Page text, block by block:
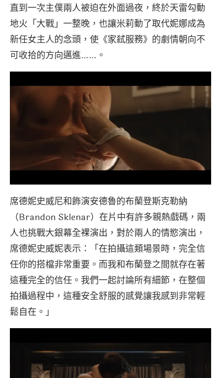
直到一次主僕兩人被迫在外面過夜，終於天雷勾動
地火「大戰」一整晚，也讓米莉動了取代妮娜成為
新任女主人的念頭，使《家弒服務》的劇情朝向不
可收拾的方向邁進……。
席德妮史威尼和飾演安德魯的布蘭登斯克勒納
（Brandon Sklenar）在片中有許多親熱戲碼，兩
人也挑戰大銀幕全裸演出，對於兩人的情慾演出，
席德妮史威妮表示：「在拍攝這類場景時，完全信
任你的搭檔非常重要。而我和布蘭登之間就存在著
這種完全的信任。我們一起討論所有細節，在整個
拍攝過程中，這種安全舒服的感覺讓我感到非常輕
鬆自在。」